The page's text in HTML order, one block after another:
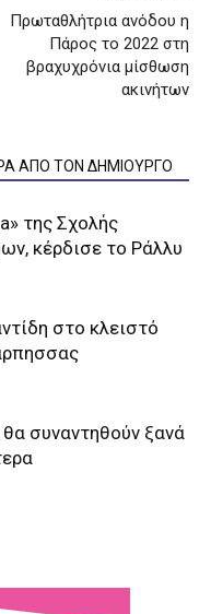
Πρωταθλήτρια ανόδου η
Πάρος το 2022 στη
βραχυχρόνια μίσθωση
ακινήτων
ΑΠΟ ΤΟΝ ΔΗΜΙΟΥΡΓΟ
της Σχολής
κέρδισε το Ράλλυ
στο κλειστό
θα συναντηθούν ξανά